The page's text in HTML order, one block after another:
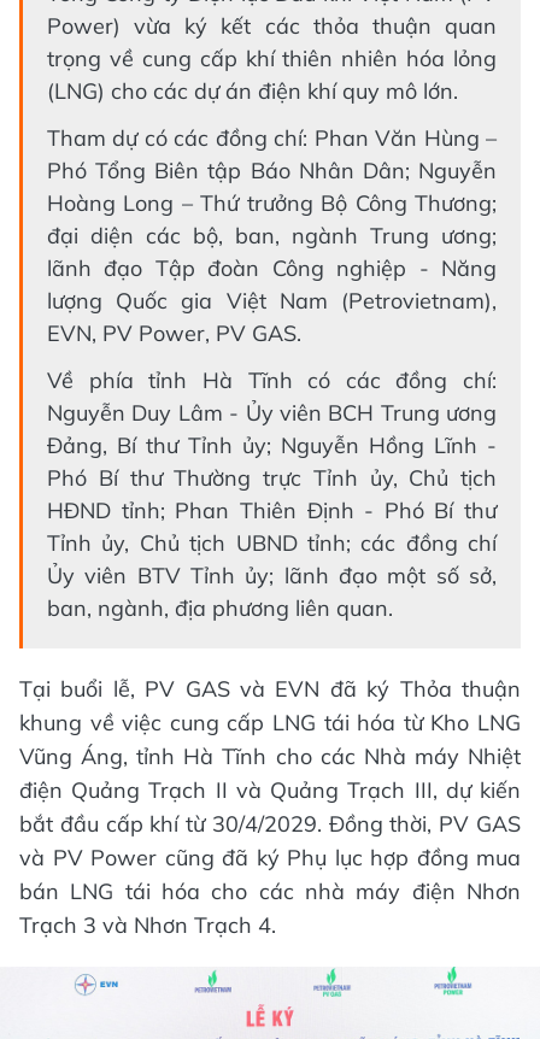
Power) vừa ký kết các thỏa thuận quan
trọng về cung cấp khí thiên nhiên hóa lỏng
(LNG) cho các dự án điện khí quy mô lớn.
Tham dự có các đồng chí: Phan Văn Hùng –
Phó Tổng Biên tập Báo Nhân Dân; Nguyễn
Hoàng Long – Thứ trưởng Bộ Công Thương;
đại diện các bộ, ban, ngành Trung ương;
lãnh đạo Tập đoàn Công nghiệp - Năng
lượng Quốc gia Việt Nam (Petrovietnam),
EVN, PV Power, PV GAS.
Về phía tỉnh Hà Tĩnh có các đồng chí:
Nguyễn Duy Lâm - Ủy viên BCH Trung ương
Đảng, Bí thư Tỉnh ủy; Nguyễn Hồng Lĩnh -
Phó Bí thư Thường trực Tỉnh ủy, Chủ tịch
HĐND tỉnh; Phan Thiên Định - Phó Bí thư
Tỉnh ủy, Chủ tịch UBND tỉnh; các đồng chí
Ủy viên BTV Tỉnh ủy; lãnh đạo một số sở,
ban, ngành, địa phương liên quan.
Tại buổi lễ, PV GAS và EVN đã ký Thỏa thuận
khung về việc cung cấp LNG tái hóa từ Kho LNG
Vũng Áng, tỉnh Hà Tĩnh cho các Nhà máy Nhiệt
điện Quảng Trạch II và Quảng Trạch III, dự kiến
bắt đầu cấp khí từ 30/4/2029. Đồng thời, PV GAS
và PV Power cũng đã ký Phụ lục hợp đồng mua
bán LNG tái hóa cho các nhà máy điện Nhơn
Trạch 3 và Nhơn Trạch 4.